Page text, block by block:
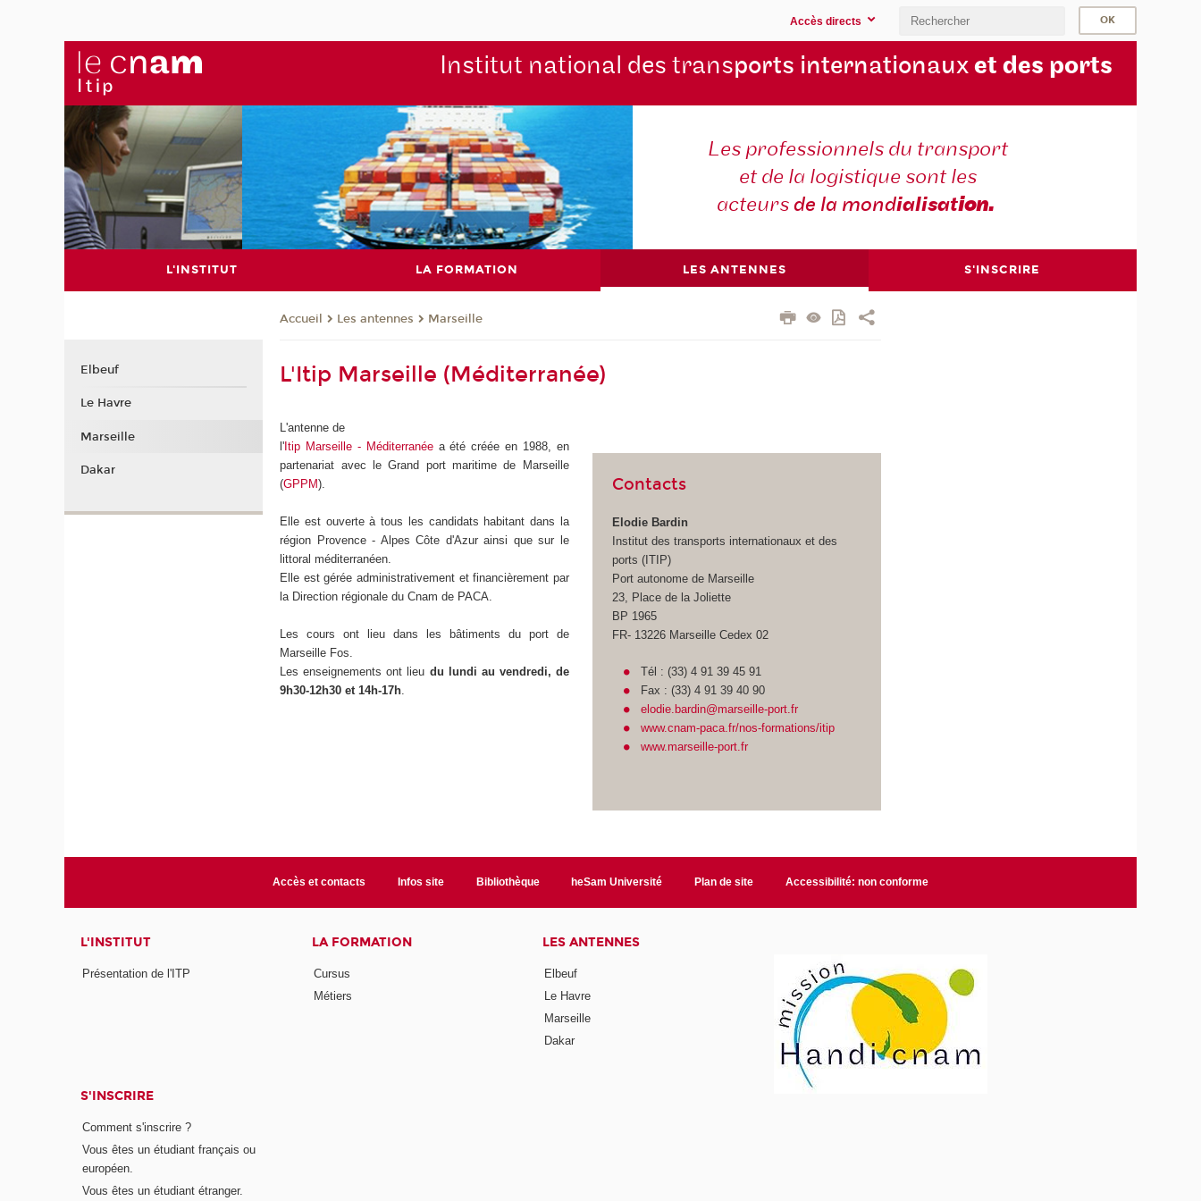
Accès directs
Institut national des transports internationauxet des ports
Les professionnels du transport
et de la logistique sont les
acteursde la mondialisation.
L'INSTITUT LA FORMATION LES ANTENNES S'INSCRIRE
Accueil Les antennes Marseille
L'Itip Marseille (Méditerranée)
L'antenne de
l' Itip Marseille - Méditerranéea été créée en 1988, en
partenariat avec le Grand port maritime de Marseille
(GPPM).
Elle est ouverte à tous les candidats habitant dans la
région Provence - Alpes Côte d'Azur ainsi que sur le
littoral méditerranéen.
Elle est gérée administrativement et financièrement par
la Direction régionale du Cnam de PACA.
Les cours ont lieu dans les bâtiments du port de
Marseille Fos.
Les enseignements ont lieu du lundi au vendredi, de
9h30-12h30 et 14h-17h
Contacts
Elodie Bardin
Institut des transports internationaux et des
ports (ITIP)
Port autonome de Marseille
23, Place de la Joliette
BP 1965
FR- 13226 Marseille Cedex 02
Tél : (33) 4 91 39 45 91
Fax : (33) 4 91 39 40 90
elodie.bardin@marseille-port.fr
www.cnam-paca.fr/nos-formations/itip
www.marseille-port.fr
Elbeuf
Le Havre
Marseille
Dakar
Accès et contacts Infos site Bibliothèque heSam Université Plan de site Accessibilité: non conforme
L'INSTITUT
Présentation de l'ITP
LA FORMATION
Cursus
Métiers
LES ANTENNES
Elbeuf
Le Havre
Marseille
Dakar
S'INSCRIRE
Comment s'inscrire ?
Vous êtes un étudiant français ou
européen.
Vous êtes un étudiant étranger.